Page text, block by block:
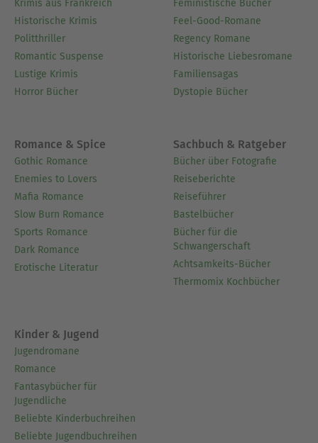
Krimis aus Frankreich
Historische Krimis
Politthriller
Romantic Suspense
Lustige Krimis
Horror Bücher
Feministische Bücher
Feel-Good-Romane
Regency Romane
Historische Liebesromane
Familiensagas
Dystopie Bücher
Romance & Spice
Gothic Romance
Enemies to Lovers
Mafia Romance
Slow Burn Romance
Sports Romance
Dark Romance
Erotische Literatur
Sachbuch & Ratgeber
Bücher über Fotografie
Reiseberichte
Reiseführer
Bastelbücher
Bücher für die
Schwangerschaft
Achtsamkeits-Bücher
Thermomix Kochbücher
Kinder & Jugend
Jugendromane
Romance
Fantasybücher für
Jugendliche
Beliebte Kinderbuchreihen
Beliebte Jugendbuchreihen